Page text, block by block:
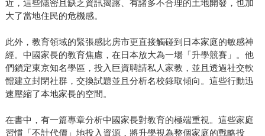
近，這些隱密且缺乏資訊揭露、有諸多不合理的土地開發，也加
大了當地住民的危機感。
此外，教育領域的緊張感比房市更直接觸碰到日本家庭的敏感神
經。中國家長的教育焦慮，在日本放大為一場「升學競賽」。他
們鎖定東京知名學區，投入巨資聘請私人家教，並且透過社交軟
體建立封閉社群，交換試題並且分析名校錄取傾向。這些行動迅
速壓縮了本地家長的空間。
在書中，有一篇專章分析中國家長對教育的極端重視。這些家庭
習慣「不計代價」地投入資源，將升學視為整個家庭的戰略投